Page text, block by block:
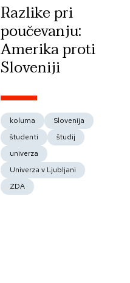
Razlike pri
poučevanju:
Amerika proti
Sloveniji
koluma
Slovenija
študenti
študij
univerza
Univerza v Ljubljani
ZDA